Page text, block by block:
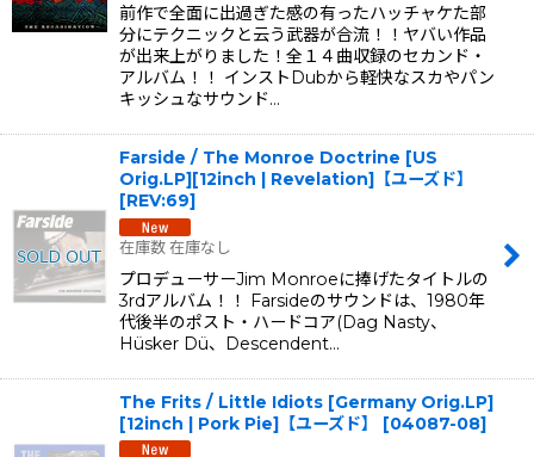
前作で全面に出過ぎた感の有ったハッチャケた部
分にテクニックと云う武器が合流！！ヤバい作品
が出来上がりました！全１４曲収録のセカンド・
アルバム！！ インストDubから軽快なスカやパン
キッシュなサウンド…
Farside / The Monroe Doctrine [US
Orig.LP][12inch | Revelation]【ユーズド】
[REV:69]
在庫数 在庫なし
プロデューサーJim Monroeに捧げたタイトルの
3rdアルバム！！ Farsideのサウンドは、1980年
代後半のポスト・ハードコア(Dag Nasty、
Hüsker Dü、Descendent…
The Frits / Little Idiots [Germany Orig.LP]
[12inch | Pork Pie]【ユーズド】
[04087-08]